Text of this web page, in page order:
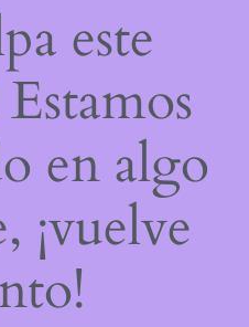
este
en algo
¡vuelve